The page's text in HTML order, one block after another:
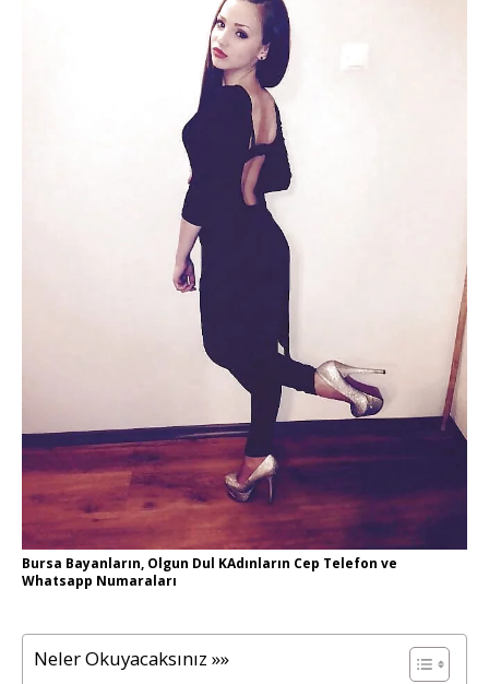
Bursa Bayanların, Olgun Dul KAdınların Cep Telefon ve
Whatsapp Numaraları
Neler Okuyacaksınız »»